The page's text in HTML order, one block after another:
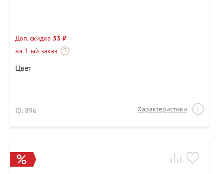
Доп. скидка 53 ₽
на 1-ый заказ
Цвет
ID: 896 Характеристики